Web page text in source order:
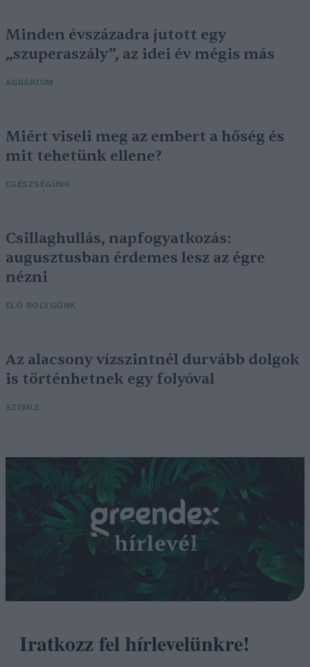
Minden évszázadra jutott egy
„szuperaszály”, az idei év mégis más
AGRÁRIUM
Miért viseli meg az embert a hőség és
mit tehetünk ellene?
EGÉSZSÉGÜNK
Csillaghullás, napfogyatkozás:
augusztusban érdemes lesz az égre
nézni
ÉLŐ BOLYGÓNK
Az alacsony vízszintnél durvább dolgok
is történhetnek egy folyóval
SZEMLE
Iratkozz fel hírlevelünkre!